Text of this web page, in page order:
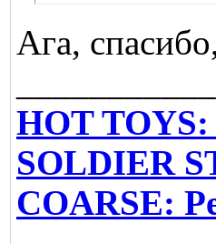
Ага,
HOT TOYS:
SOLDIER
COARSE: